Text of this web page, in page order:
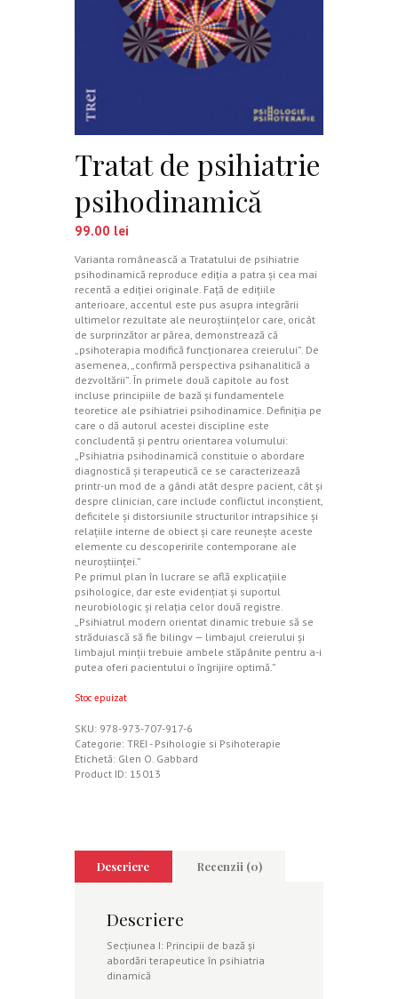
Tratat de psihiatrie
psihodinamică
99.00 lei
Varianta românească a Tratatului de psihiatrie
psihodinamică reproduce ediţia a patra şi cea mai
recentă a ediţiei originale. Faţă de ediţiile
anterioare, accentul este pus asupra integrării
ultimelor rezultate ale neuroştiinţelor care, oricât
de surprinzător ar părea, demonstrează că
„psihoterapia modifică funcţionarea creierului”. De
asemenea, „confirmă perspectiva psihanalitică a
dezvoltării”. În primele două capitole au fost
incluse principiile de bază şi fundamentele
teoretice ale psihiatriei psihodinamice. Definiţia pe
care o dă autorul acestei discipline este
concludentă şi pentru orientarea volumului:
„Psihiatria psihodinamică constituie o abordare
diagnostică şi terapeutică ce se caracterizează
printr-un mod de a gândi atât despre pacient, cât şi
despre clinician, care include conflictul inconştient,
deficitele şi distorsiunile structurilor intrapsihice şi
relaţiile interne de obiect şi care reuneşte aceste
elemente cu descoperirile contemporane ale
neuroştiinţei.”
Pe primul plan în lucrare se află explicaţiile
psihologice, dar este evidenţiat şi suportul
neurobiologic şi relaţia celor două registre.
„Psihiatrul modern orientat dinamic trebuie să se
străduiască să fie bilingv — limbajul creierului şi
limbajul minţii trebuie ambele stăpânite pentru a-i
putea oferi pacientului o îngrijire optimă.”
Stoc epuizat
SKU: 978-973-707-917-6
Categorie: TREI - Psihologie si Psihoterapie
Etichetă: Glen O. Gabbard
Product ID: 15013
Descriere Recenzii (0)
Descriere
Secţiunea I: Principii de bază şi
abordări terapeutice în psihiatria
dinamică